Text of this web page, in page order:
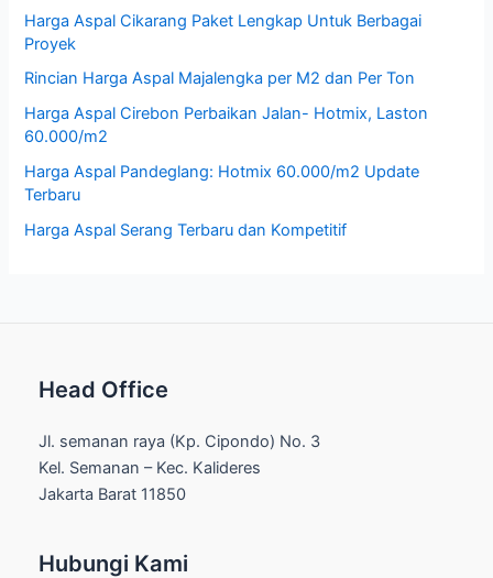
Harga Aspal Cikarang Paket Lengkap Untuk Berbagai
Proyek
Rincian Harga Aspal Majalengka per M2 dan Per Ton
Harga Aspal Cirebon Perbaikan Jalan- Hotmix, Laston
60.000/m2
Harga Aspal Pandeglang: Hotmix 60.000/m2 Update
Terbaru
Harga Aspal Serang Terbaru dan Kompetitif
Head Office
Jl. semanan raya (Kp. Cipondo) No. 3
Kel. Semanan – Kec. Kalideres
Jakarta Barat 11850
Hubungi Kami